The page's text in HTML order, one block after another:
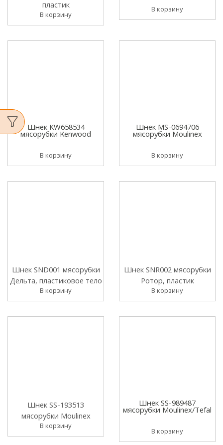
пластик
В корзину
В корзину
Шнек KW658534
мясорубки Kenwood
В корзину
Шнек MS-0694706
мясорубки Moulinex
В корзину
Шнек SND001 мясорубки
Дельта, пластиковое тело
В корзину
Шнек SNR002 мясорубки
Ротор, пластик
В корзину
Шнек SS-193513
мясорубки Moulinex
В корзину
Шнек SS-989487
мясорубки Moulinex/Tefal
В корзину